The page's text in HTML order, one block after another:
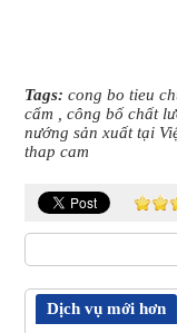
Tags: cong bo tieu
cẩm
công bố chất
nướng sản xuất tại
thap cam
Dịch vụ mới hơn